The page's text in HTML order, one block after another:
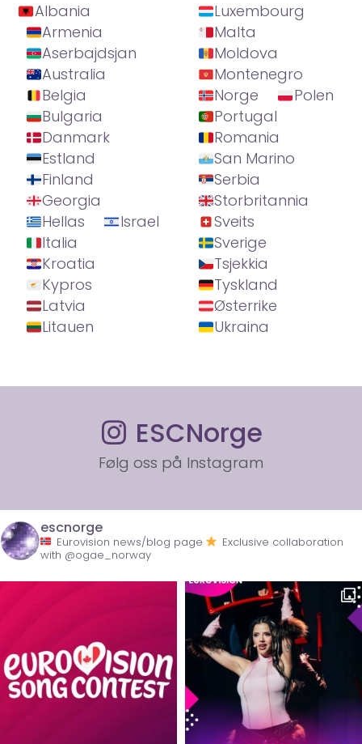
Albania
Armenia
Aserbajdsjan
Australia
Belgia
Bulgaria
Danmark
Estland
Finland
Georgia
Hellas
Israel
Italia
Kroatia
Kypros
Latvia
Litauen
Luxembourg
Malta
Moldova
Montenegro
Norge
Polen
Portugal
Romania
San Marino
Serbia
Storbritannia
Sveits
Sverige
Tsjekkia
Tyskland
Østerrike
Ukraina
ESCNorge
Følg oss på Instagram
escnorge
Eurovision news/blog page
Exclusive collaboration
with @ogae_norway